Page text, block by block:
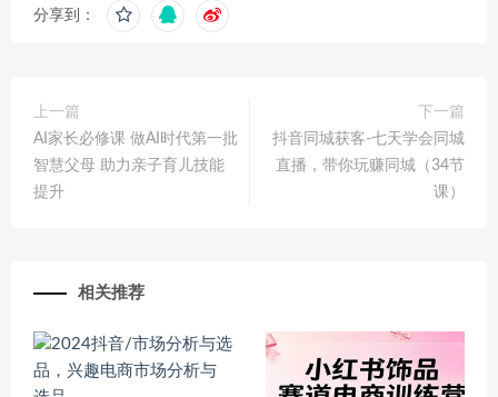
分享到：
上一篇
AI家长必修课 做AI时代第一批
智慧父母 助力亲子育儿技能
提升
下一篇
抖音同城获客-七天学会同城
直播，带你玩赚同城（34节
课）
相关推荐